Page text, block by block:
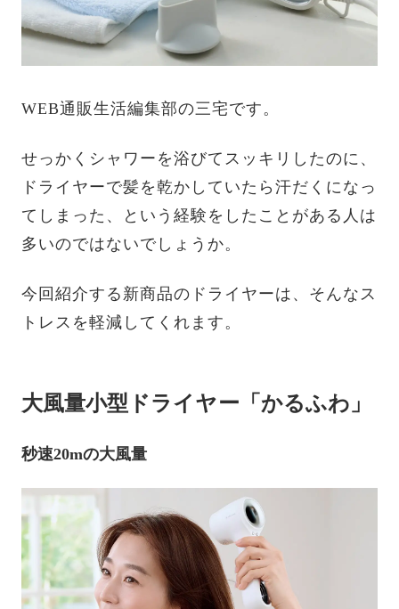
WEB通販生活編集部の三宅です。
せっかくシャワーを浴びてスッキリしたのに、
ドライヤーで髪を乾かしていたら汗だくになっ
てしまった、という経験をしたことがある人は
多いのではないでしょうか。
今回紹介する新商品のドライヤーは、そんなス
トレスを軽減してくれます。
大風量小型ドライヤー「かるふわ」
秒速20mの大風量